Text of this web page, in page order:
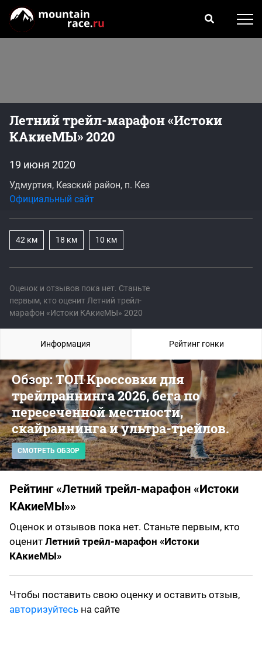
Летний трейл-марафон «Истоки
КАкиеМЫ» 2020
Оценок и отзывов пока нет. Станьте
первым, кто оценит Летний трейл-
марафон «Истоки КАкиеМЫ» 2020
19 июня 2020
Удмуртия, Кезский район, п. Кез
Официальный сайт
42 км 18 км 10 км
Обзор: ТОП Кроссовки для
трейлраннинга 2026, бега по
пересеченной местности,
скайраннинга и ультра-трейлов.
СМОТРЕТЬ ОБЗОР
Рейтинг «Летний трейл-марафон «Истоки
КАкиеМЫ»»
Оценок и отзывов пока нет. Станьте первым, кто
оценит Летний трейл-марафон «Истоки
КАкиеМЫ»
Чтобы поставить свою оценку и оставить отзыв,
авторизуйтесь на сайте
Информация Рейтинг гонки